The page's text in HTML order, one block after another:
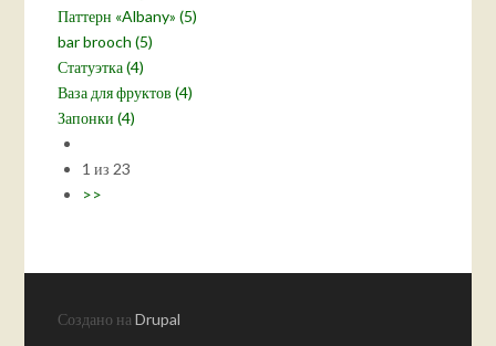
Паттерн «Albany» (5)
bar brooch (5)
Статуэтка (4)
Ваза для фруктов (4)
Запонки (4)
1 из 23
>>
Создано наDrupal